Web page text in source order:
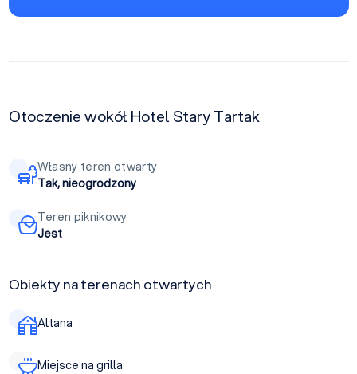
Otoczenie wokół Hotel Stary Tartak
Własny teren otwarty
Tak, nieogrodzony
Teren piknikowy
Jest
Obiekty na terenach otwartych
Altana
Miejsce na grilla